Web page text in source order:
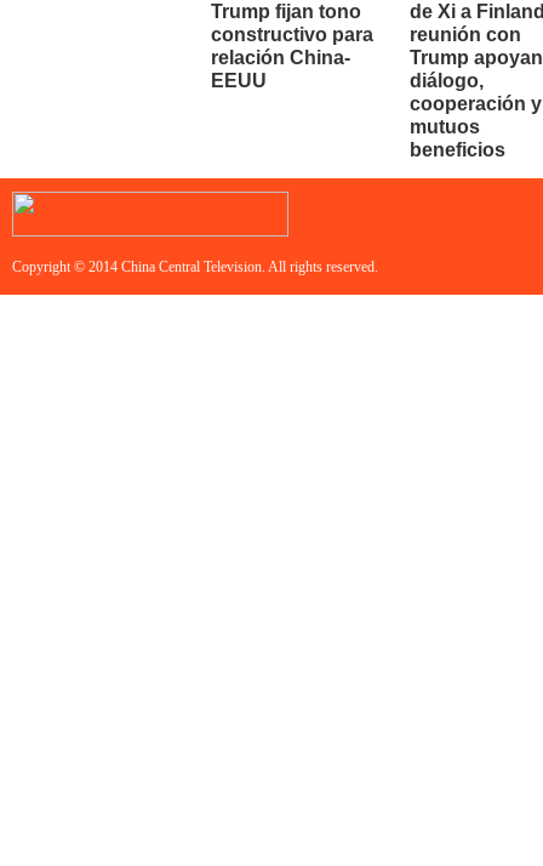
Trump fijan tono
constructivo para
relación China-
EEUU
de Xi a
reunión con
Trump apoyan
diálogo,
cooperación y
mutuos
beneficios
Copyright © 2014 China Central Television. All rights reserved.